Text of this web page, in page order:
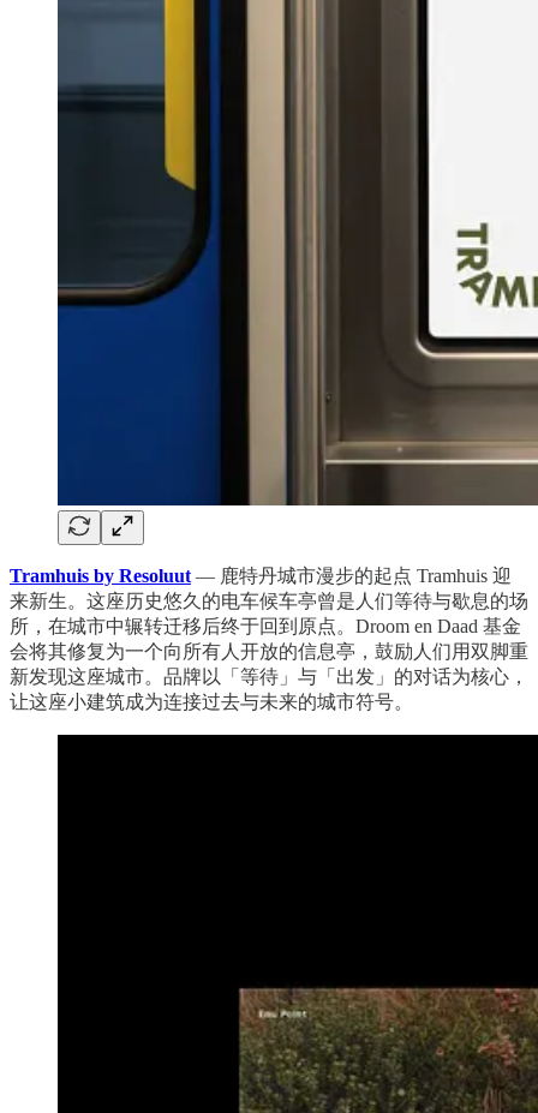
Tramhuis by Resoluut — 鹿特丹城市漫步的起点 Tramhuis 迎
来新生。这座历史悠久的电车候车亭曾是人们等待与歇息的场
所，在城市中辗转迁移后终于回到原点。Droom en Daad 基金
会将其修复为一个向所有人开放的信息亭，鼓励人们用双脚重
新发现这座城市。品牌以「等待」与「出发」的对话为核心，
让这座小建筑成为连接过去与未来的城市符号。